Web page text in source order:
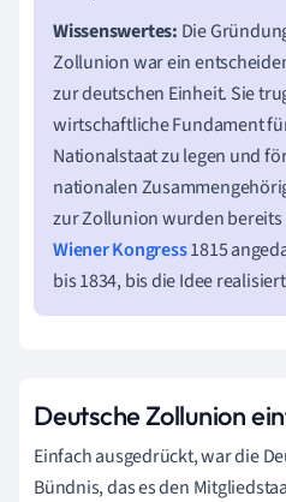
Wissenswertes: Die
Zollunion war ein
zur deutschen Einheit. Sie
wirtschaftliche Fundament
Nationalstaat zu legen und
nationalen
zur Zollunion wurden bereits
Wiener Kongress1815
bis 1834, bis die Idee
Deutsche Zollunion
Einfach ausgedrückt, war die
Bündnis, das es den